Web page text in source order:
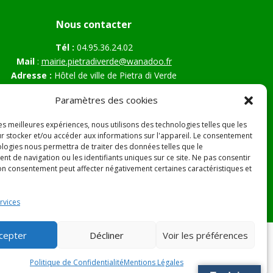
Paramètres des cookies
meilleures expériences, nous utilisons des technologies telles que les
stocker et/ou accéder aux informations sur l'appareil. Le consentement
nous permettra de traiter des données telles que le
de navigation ou les identifiants uniques sur ce site. Ne pas consentir
consentement peut affecter négativement certaines caractéristiques et
Décliner Voir les préférences
Politique de ConfidentialitéMentions Légales
Nous contacter
Tél : 04.95.36.24.02
Mail: mairie.pietradiverde@wanadoo.fr
Adresse : Hôtel de ville de Pietra di Verde
20230 Pietra di Verde
Légales